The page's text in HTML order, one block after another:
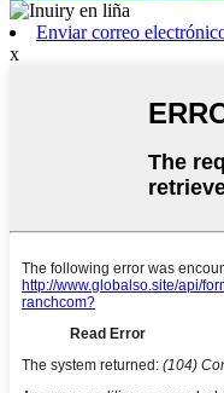
Enviar correo
x